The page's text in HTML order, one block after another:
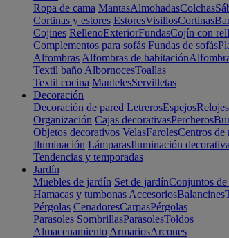
Ropa de cama MantasAlmohadasColchas
Cortinas y estores EstoresVisillosCortinas
Cojines RellenoExteriorFundasCojín con
Complementos para sofás Fundas de sofás
Alfombras Alfombras de habitación
Textil baño AlbornocesToallas
Textil cocina MantelesServilletas
Decoración
Decoración de pared LetrerosEspejos
Organización Cajas decorativasPercheros
Objetos decorativos VelasFarolesCentros de
Iluminación LámparasIluminación decorativa
Tendencias y temporadas
Jardín
Muebles de jardín Set de jardínConjuntos de
Hamacas y tumbonas AccesoriosBalancines
Pérgolas CenadoresCarpasPérgolas
Parasoles SombrillasParasolesToldos
Almacenamiento ArmariosArcones